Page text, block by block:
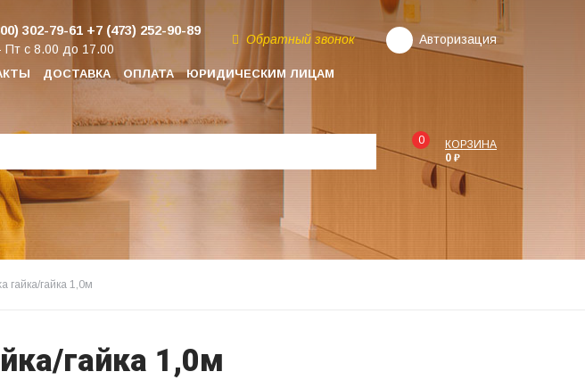
ДОСТАВКА ОПЛАТА
ЮРИДИЧЕСКИМ ЛИЦАМ
302-79-61 +7 (473) 252-90-89
Пт с 8.00 до 17.00
Обратный звонок Авторизация
0
КОРЗИНА
0 ₽
гайка/гайка 1,0м
гайка 1,0м